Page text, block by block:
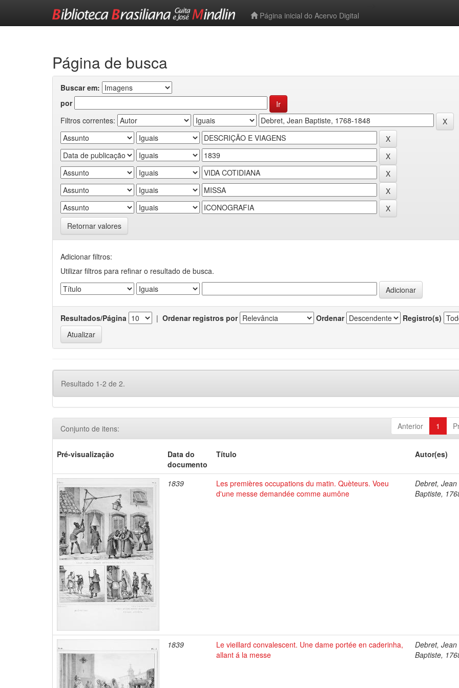
Página inicial do Acervo Digital
Página de busca
Buscar em:
por
Filtros correntes:
Retornar valores
Adicionar filtros:
Utilizar filtros para refinar o resultado de busca.
Resultados/Página | Ordenar registros por Ordenar Registro(s)
Resultado 1-2 de 2.
Anterior 1
Conjunto de itens:
Pré-visualização
Data do
documento
Título Autor(es)
1839
Les premières occupations du matin. Quèteurs. Voeu
d'une messe demandée comme aumône
Debret, Jean
Baptiste,
1839
Le vieillard convalescent. Une dame portée en caderinha,
allant á la messe
Debret, Jean
Baptiste,